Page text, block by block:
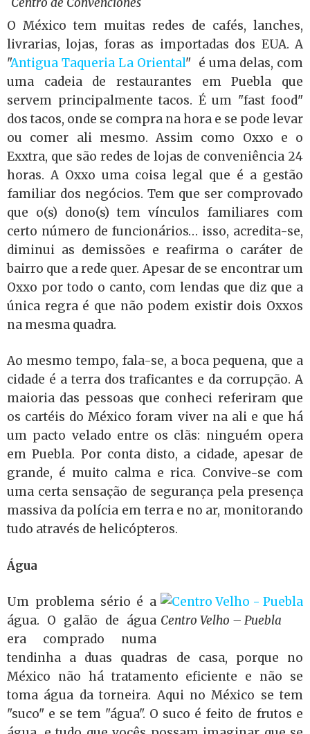
O México tem muitas redes de cafés, lanches,
livrarias, lojas, foras as importadas dos EUA. A
"Antigua Taqueria La Oriental" é uma delas, com
uma cadeia de restaurantes em Puebla que
servem principalmente tacos. É um "fast food"
dos tacos, onde se compra na hora e se pode levar
ou comer ali mesmo. Assim como Oxxo e o
Exxtra, que são redes de lojas de conveniência 24
horas. A Oxxo uma coisa legal que é a gestão
familiar dos negócios. Tem que ser comprovado
que o(s) dono(s) tem vínculos familiares com
certo número de funcionários… isso, acredita-se,
diminui as demissões e reafirma o caráter de
bairro que a rede quer. Apesar de se encontrar um
Oxxo por todo o canto, com lendas que diz que a
única regra é que não podem existir dois Oxxos
na mesma quadra.
Ao mesmo tempo, fala-se, a boca pequena, que a
cidade é a terra dos traficantes e da corrupção. A
maioria das pessoas que conheci referiram que
os cartéis do México foram viver na ali e que há
um pacto velado entre os clãs: ninguém opera
em Puebla. Por conta disto, a cidade, apesar de
grande, é muito calma e rica. Convive-se com
uma certa sensação de segurança pela presença
massiva da polícia em terra e no ar, monitorando
tudo através de helicópteros.
Água
Centro Velho – Puebla
Um problema sério é a
água. O galão de água
era comprado numa
tendinha a duas quadras de casa, porque no
México não há tratamento eficiente e não se
toma água da torneira. Aqui no México se tem
"suco" e se tem "água". O suco é feito de frutos e